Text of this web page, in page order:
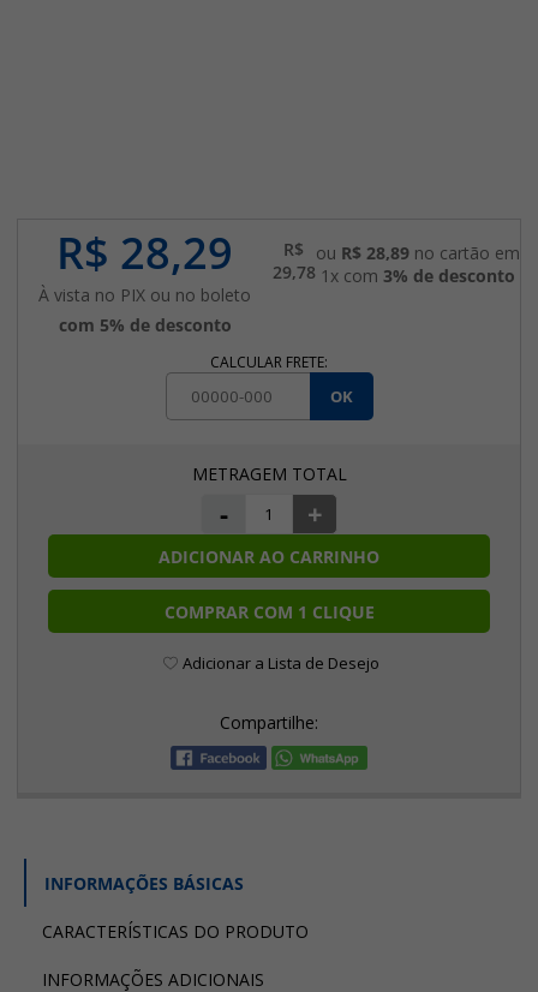
R$ 28,29
À vista no PIX ou no boleto
com 5% de desconto
R$
29,78
ou R$ 28,89no cartão em
1x com 3% de desconto
CALCULAR FRETE:
OK
- +
ADICIONAR AO CARRINHO
COMPRAR COM 1 CLIQUE
Adicionar a Lista de Desejo
Compartilhe:
INFORMAÇÕES BÁSICAS
CARACTERÍSTICAS DO PRODUTO
INFORMAÇÕES ADICIONAIS